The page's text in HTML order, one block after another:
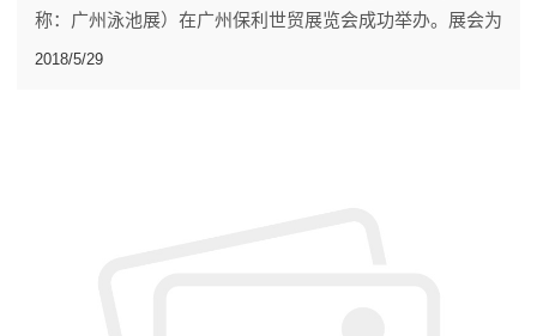
称：广州泳池展）在广州保利世贸展览会成功举办。展会为
各企业构建了一个贸易交流、宣传营销的平台，为中国水疗
2018/5/29